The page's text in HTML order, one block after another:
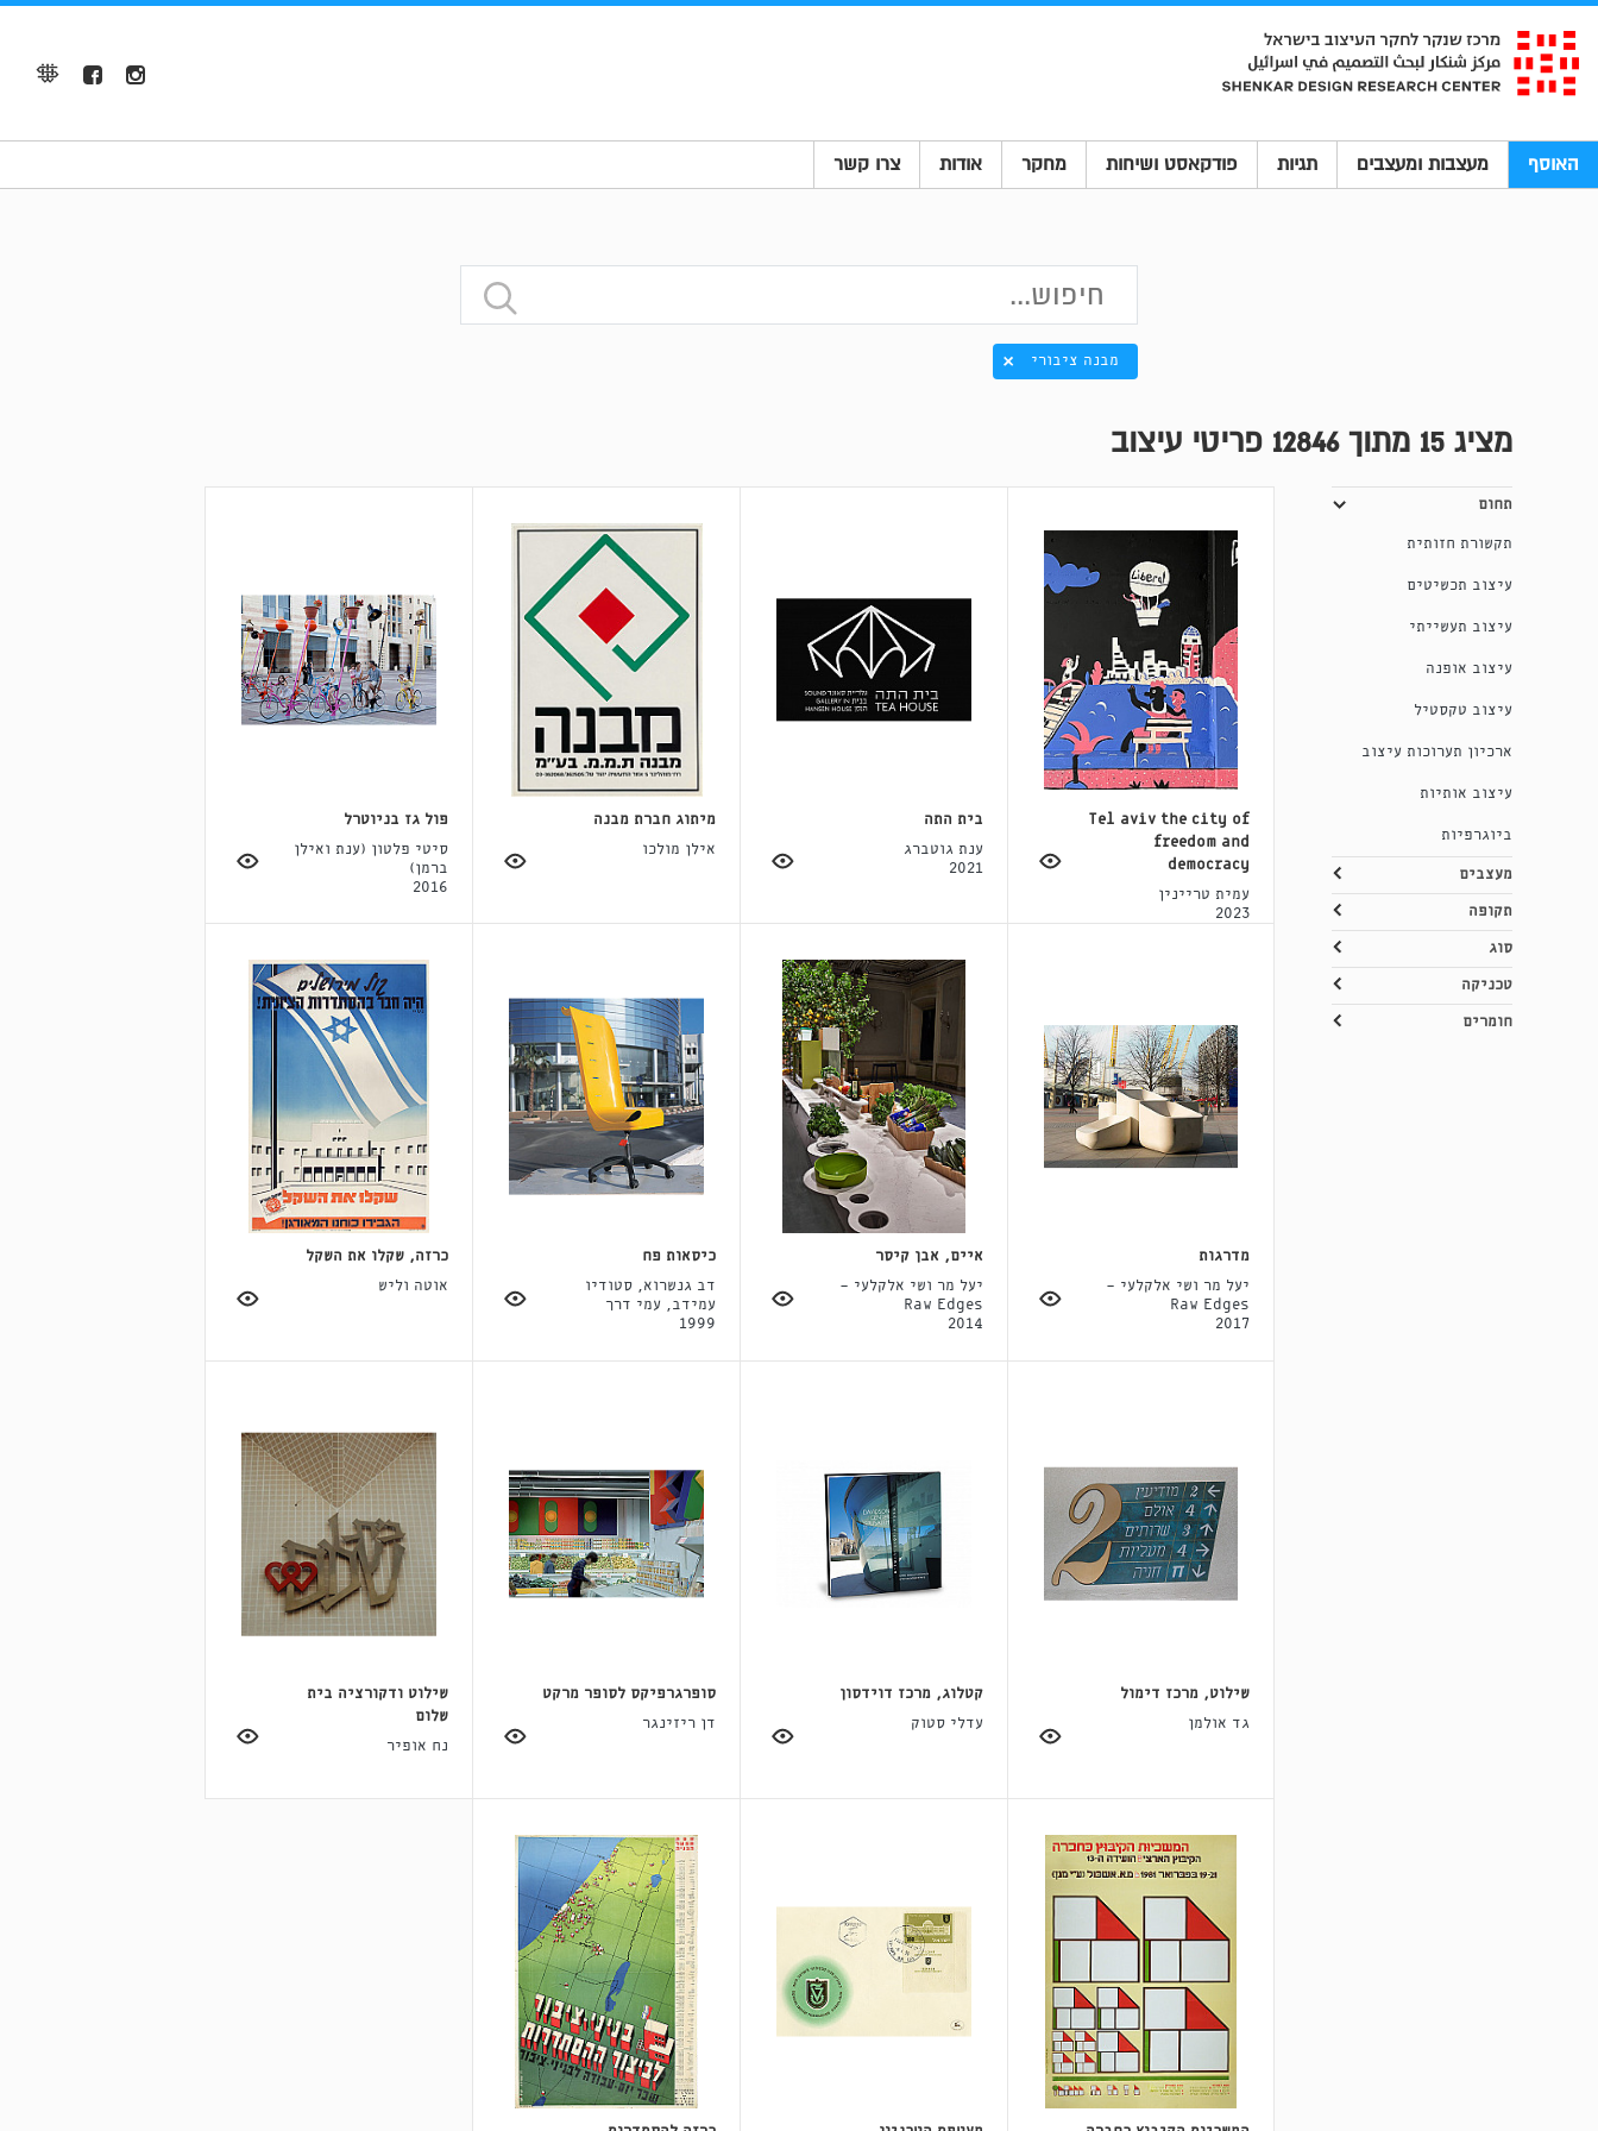
האוסף מעצבות ומעצבים תגיות פודקאסט ושיחות מחקר אודות צרו קשר
מבנה ציבורי
מציג 15 מתוך 12846 פריטי עיצוב
תחום
תקשורת חזותית
עיצוב תכשיטים
עיצוב תעשייתי
עיצוב אופנה
עיצוב טקסטיל
ארכיון תערוכות עיצוב
עיצוב אותיות
ביוגרפיות
מעצבים
תקופה
סוג
טכניקה
חומרים
Tel aviv the city of
freedom and
democracy
עמית טריינין
2023
בית התה
ענת גוטברג
2021
מיתוג חברת מבנה
אילן מולכו
פול גז בניוטרל
סיטי פלטון (ענת ואילן
ברמן)
2016
מדרגות
יעל מר ושי אלקלעי -
Raw Edges
2017
איים, אבן קיסר
יעל מר ושי אלקלעי -
Raw Edges
2014
כיסאות פח
דב גנשרוא, סטודיו
עמידב, עמי דרך
1999
כרזה, שקלו את השקל
אוטה וליש
שילוט, מרכז דימול
גד אולמן
קטלוג, מרכז דוידסון
עדלי סטוק
סופרגרפיקס לסופר מרקט
דן ריזינגר
שילוט ודקורציה בית
שלום
נח אופיר